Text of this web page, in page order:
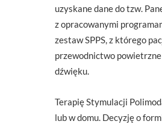
uzyskane dane do tzw.
z opracowanymi
zestaw SPPS, z którego
przewodnictwo
dźwięku.
Terapię Stymulacji
lub w domu. Decyzję o